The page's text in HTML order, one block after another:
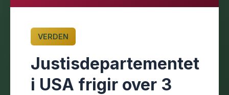
VERDEN
Justisdepartementet
i USA frigir over 3